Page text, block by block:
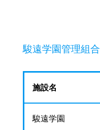
駿遠学園管理組合
施設名
駿遠学園